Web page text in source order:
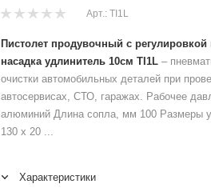
Арт.: TI1L
Пистолет продувочный с регулировкой
насадка удлинитель 10см TI1L –
очистки автомобильных деталей при
автосервисах, СТО, гаражах. Рабочее
алюминий Длина сопла, мм 100 Размеры
130 x 20 ...
Характеристики